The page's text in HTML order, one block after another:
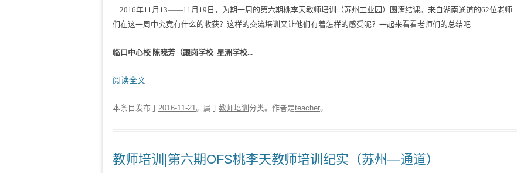
2016年11月13——11月19日，为期一周的第六期桃李天教师培训（苏州工业园）圆满结课。来自湖南通道的62位老师
们在这一周中究竟有什么的收获？这样的交流培训又让他们有着怎样的感受呢？一起来看看老师们的总结吧
临口中心校 陈晓芳（跟岗学校 星洲学校...
阅读全文
本条目发布于2016-11-21。属于教师培训 分类。 作者是teacher。
教师培训|第六期OFS桃李天教师培训纪实（苏州—通道）